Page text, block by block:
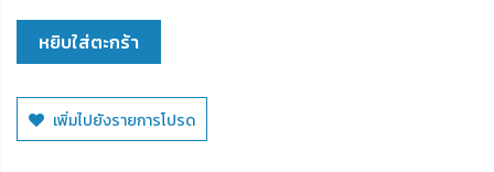
หยิบใส่ตะกร้า
เพิ่มไปยังรายการโปรด